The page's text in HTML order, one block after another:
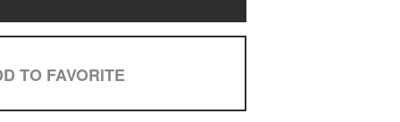
TO FAVORITE